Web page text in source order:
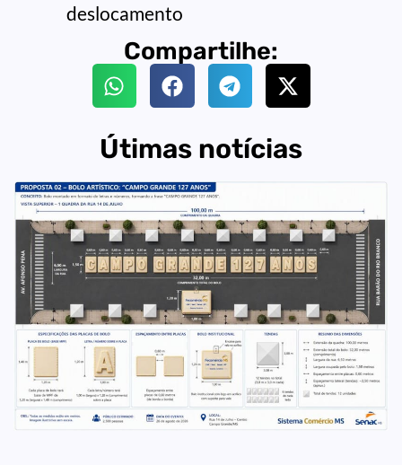
deslocamento
Compartilhe:
Útimas notícias